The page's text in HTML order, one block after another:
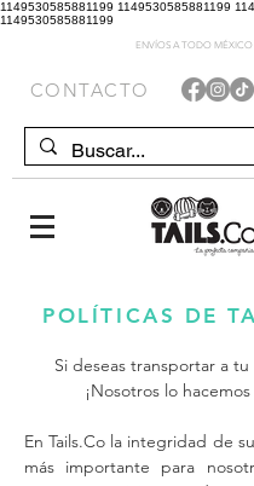
1149530585881199 1149530585881199
1149530585881199
CONTACTO
ENVÍOS A TODO MÉXICO
POLÍTICAS DE
Si deseas transportar a
¡Nosotros lo
En Tails.Co la integridad de
más importante para